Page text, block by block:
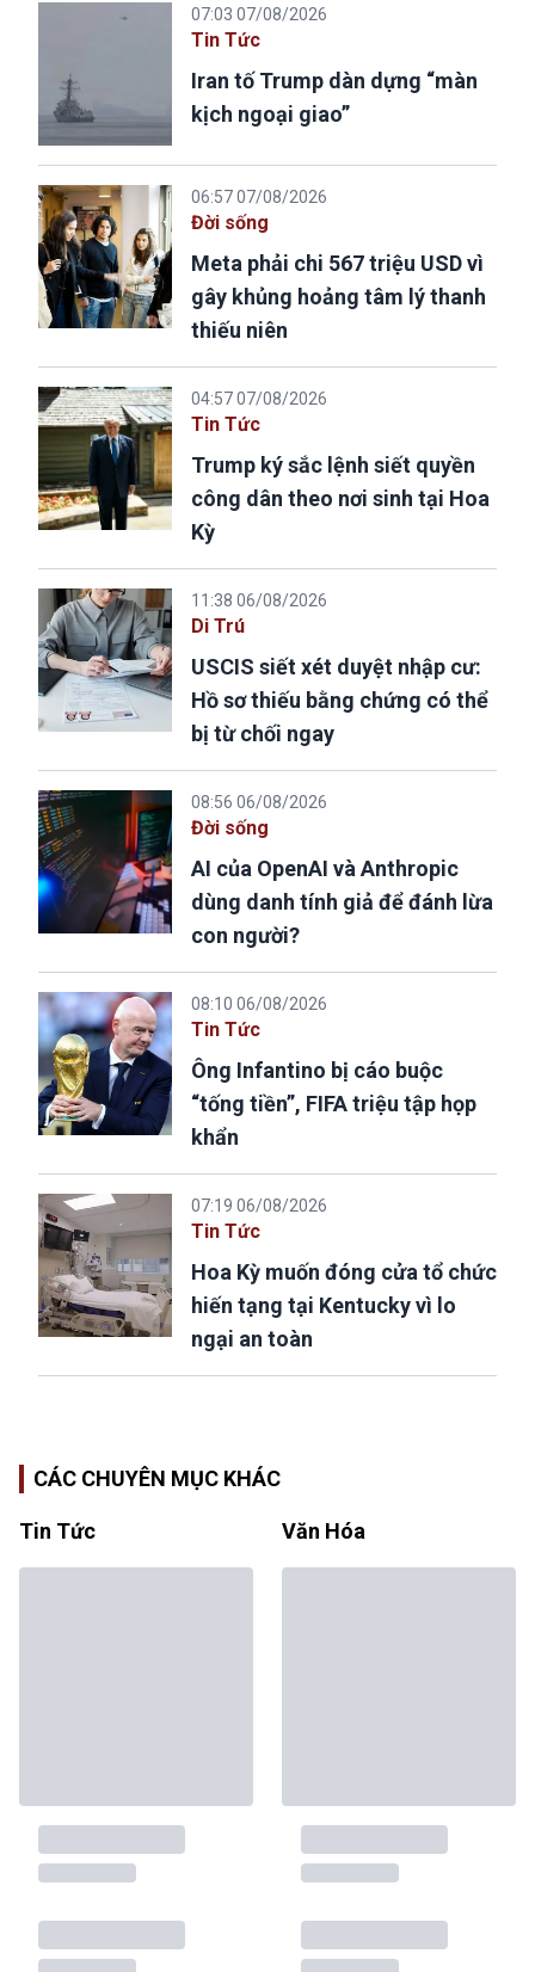
07:03 07/08/2026
Tin Tức
Iran tố Trump dàn dựng “màn
kịch ngoại giao”
06:57 07/08/2026
Đời sống
Meta phải chi 567 triệu USD vì
gây khủng hoảng tâm lý thanh
thiếu niên
04:57 07/08/2026
Tin Tức
Trump ký sắc lệnh siết quyền
công dân theo nơi sinh tại Hoa
Kỳ
11:38 06/08/2026
Di Trú
USCIS siết xét duyệt nhập cư:
Hồ sơ thiếu bằng chứng có thể
bị từ chối ngay
08:56 06/08/2026
Đời sống
AI của OpenAI và Anthropic
dùng danh tính giả để đánh lừa
con người?
08:10 06/08/2026
Tin Tức
Ông Infantino bị cáo buộc
“tống tiền”, FIFA triệu tập họp
khẩn
07:19 06/08/2026
Tin Tức
Hoa Kỳ muốn đóng cửa tổ chức
hiến tạng tại Kentucky vì lo
ngại an toàn
CÁC CHUYÊN MỤC KHÁC
Tin Tức Văn Hóa